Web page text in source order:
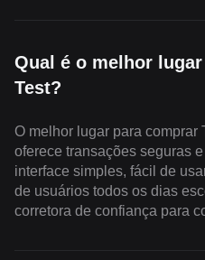
Qual é o melhor
Test?
O melhor lugar para comprar
oferece transações seguras
interface simples, fácil de
de usuários todos os dias
corretora de confiança para